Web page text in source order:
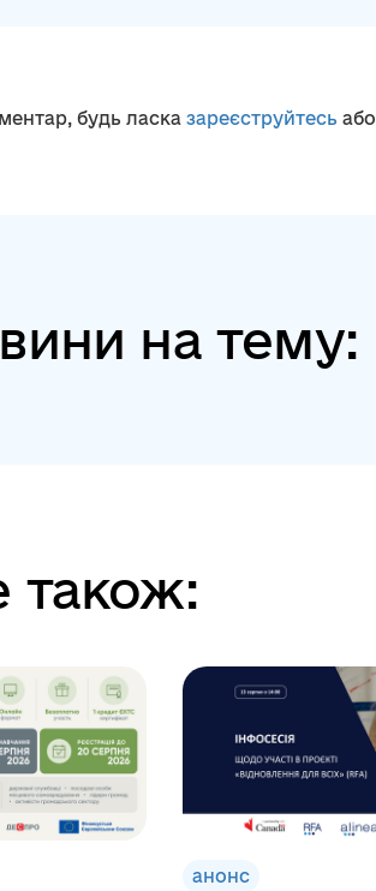
будь ласка зареєструйтесь або
на тему:
також:
анонс